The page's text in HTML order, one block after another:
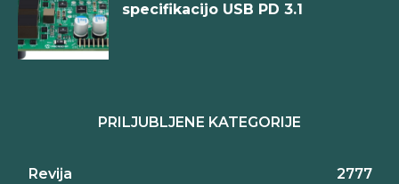
specifikacijo USB PD 3.1
PRILJUBLJENE KATEGORIJE
Revija 2777